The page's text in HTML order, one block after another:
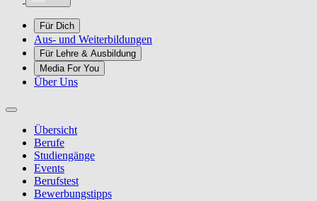
Für Dich
Aus- und Weiterbildungen
Für Lehre & Ausbildung
Media For You
Über Uns
Übersicht
Berufe
Studiengänge
Events
Berufstest
Bewerbungstipps